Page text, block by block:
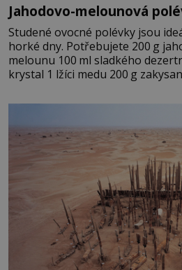
Jahodovo-melounová
Studené ovocné polévky jsou
horké dny. Potřebujete 200 g jahod 600 g žlutého
melounu 100 ml sladkého
krystal 1 lžíci medu 200 g